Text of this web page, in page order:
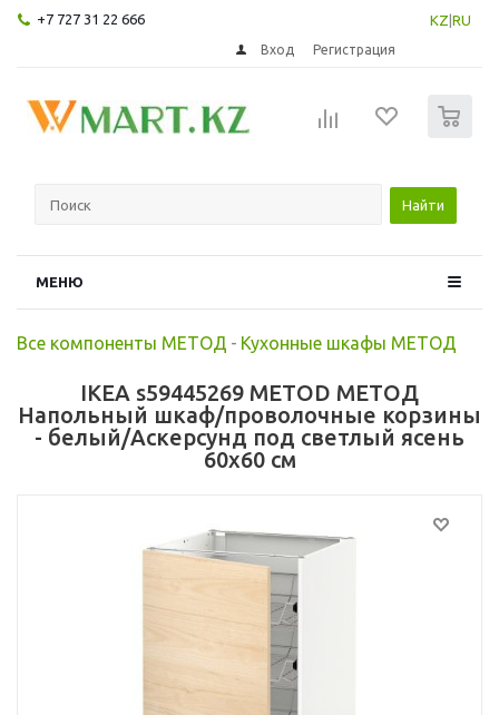
+7 727 31 22 666 KZ RU
Вход Регистрация
Найти
МЕНЮ
Все компоненты МЕТОД - Кухонные шкафы МЕТОД
IKEA s59445269 METOD МЕТОД
Напольный шкаф/проволочные корзины
- белый/Аскерсунд под светлый ясень
60x60 см